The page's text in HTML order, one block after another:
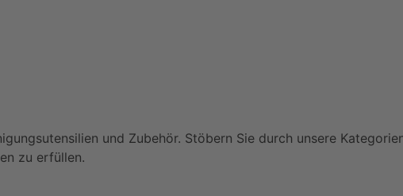
und Zubehör. Stöbern Sie durch unsere
zu erfüllen.